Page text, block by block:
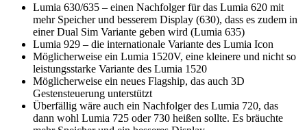
Lumia 630/635 – einen Nachfolger für das Lumia 620 mit
mehr Speicher und besserem Display (630), dass es zudem in
einer Dual Sim Variante geben wird (Lumia 635)
Lumia 929 – die internationale Variante des Lumia Icon
Möglicherweise ein Lumia 1520V, eine kleinere und nicht so
leistungsstarke Variante des Lumia 1520
Möglicherweise ein neues Flagship, das auch 3D
Gestensteuerung unterstützt
Überfällig wäre auch ein Nachfolger des Lumia 720, das
dann wohl Lumia 725 oder 730 heißen sollte. Es bräuchte